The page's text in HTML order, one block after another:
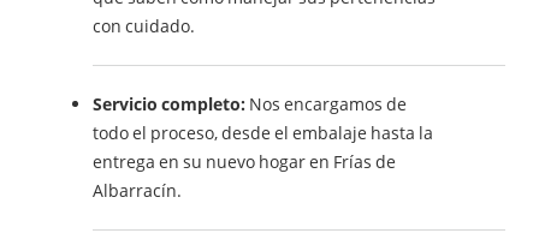
con cuidado.
Servicio completo: Nos encargamos de
todo el proceso, desde el embalaje hasta la
entrega en su nuevo hogar en Frías de
Albarracín.